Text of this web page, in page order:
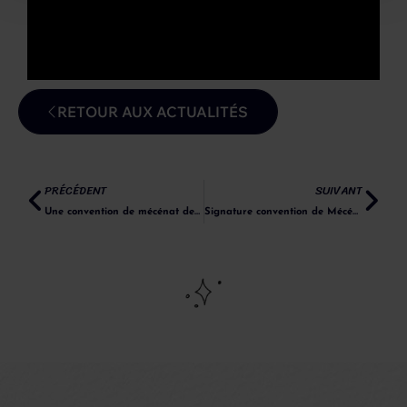
RETOUR AUX ACTUALITÉS
PRÉCÉDENT
Une convention de mécénat de compétences avec France Alzheimer 54 !
SUIVANT
Signature convention de Mécénat de Lyon